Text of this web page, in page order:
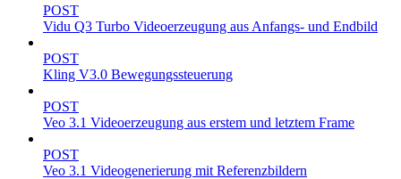
POST
Vidu Q3 Turbo Videoerzeugung aus Anfangs- und Endbild
POST
Kling V3.0 Bewegungssteuerung
POST
Veo 3.1 Videoerzeugung aus erstem und letztem Frame
POST
Veo 3.1 Videogenerierung mit Referenzbildern